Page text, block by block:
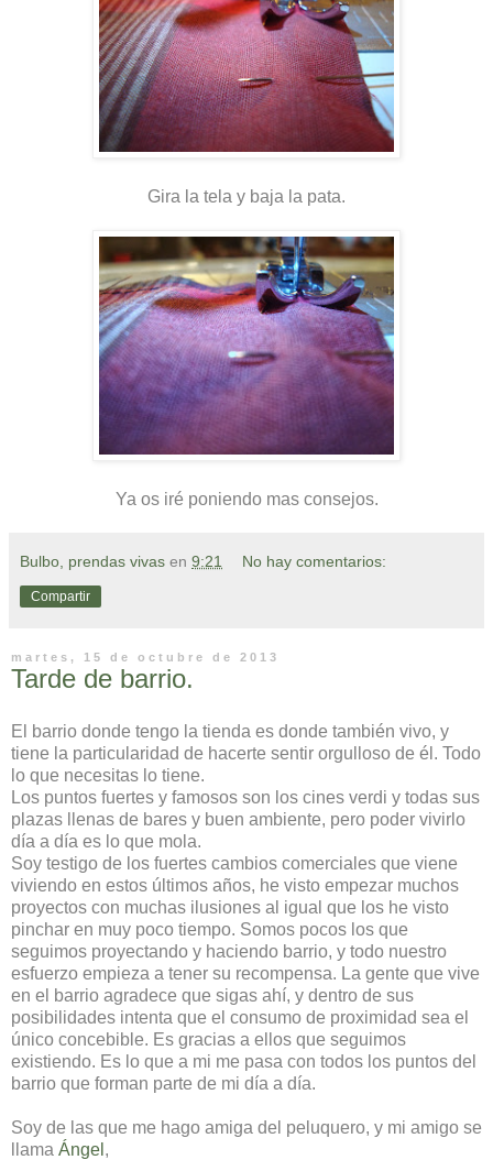
Gira la tela y baja la pata.
Ya os iré poniendo mas consejos.
Bulbo, prendas vivas en 9:21 No hay comentarios:
Compartir
martes, 15 de octubre de 2013
Tarde de barrio.
El barrio donde tengo la tienda es donde también vivo, y
tiene la particularidad de hacerte sentir orgulloso de él. Todo
lo que necesitas lo tiene.
Los puntos fuertes y famosos son los cines verdi y todas sus
plazas llenas de bares y buen ambiente, pero poder vivirlo
día a día es lo que mola.
Soy testigo de los fuertes cambios comerciales que viene
viviendo en estos últimos años, he visto empezar muchos
proyectos con muchas ilusiones al igual que los he visto
pinchar en muy poco tiempo. Somos pocos los que
seguimos proyectando y haciendo barrio, y todo nuestro
esfuerzo empieza a tener su recompensa. La gente que vive
en el barrio agradece que sigas ahí, y dentro de sus
posibilidades intenta que el consumo de proximidad sea el
único concebible. Es gracias a ellos que seguimos
existiendo. Es lo que a mi me pasa con todos los puntos del
barrio que forman parte de mi día a día.
Soy de las que me hago amiga del peluquero, y mi amigo se
llama Ángel ,